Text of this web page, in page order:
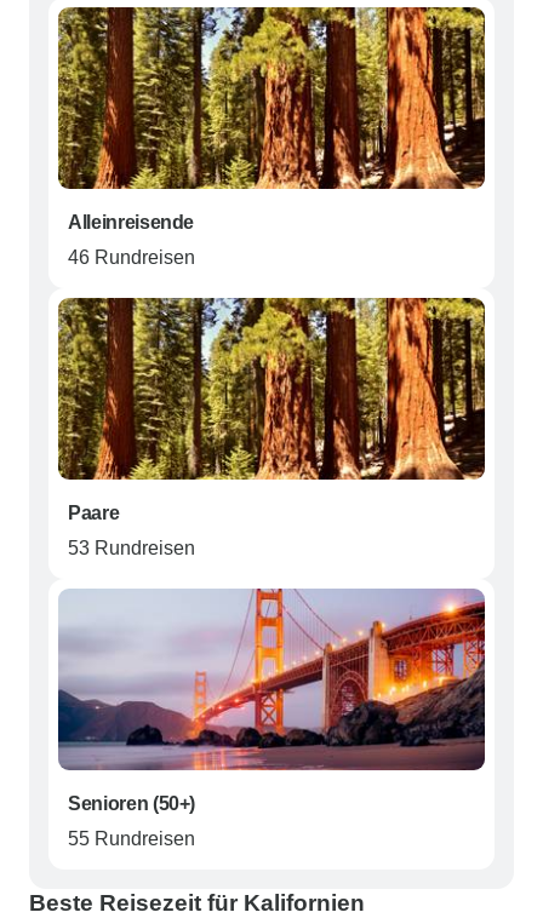
Alleinreisende
46 Rundreisen
Paare
53 Rundreisen
Senioren (50+)
55 Rundreisen
Beste Reisezeit für Kalifornien